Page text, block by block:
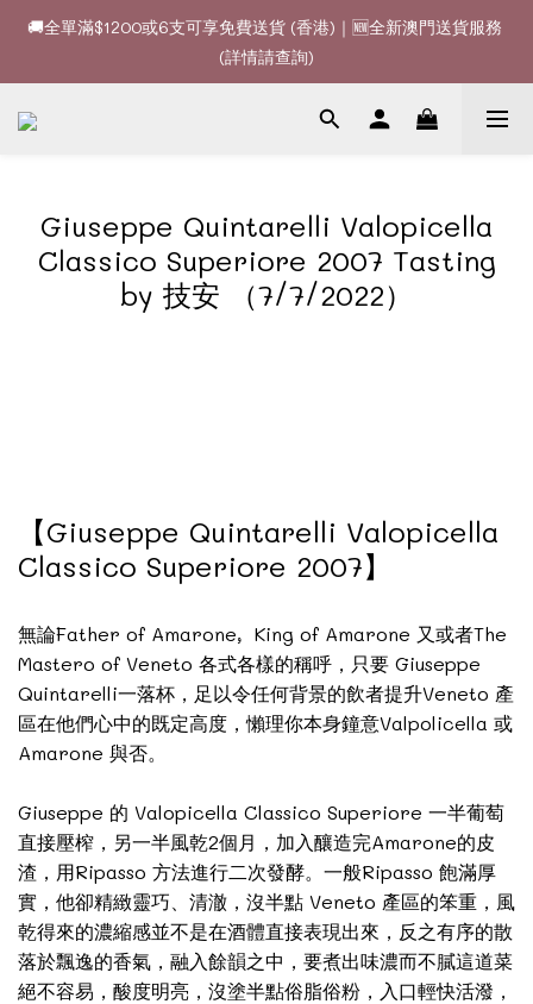
🚚全單滿$1200或6支可享免費送貨 (香港)｜🆕全新澳門送貨服務
(詳情請查詢)
🚚全單滿$1200或6支可享免費送貨 (香港)｜🆕全新澳門送貨服務
(詳情請查詢)
🍷酒款、優惠經常更新，請時刻追蹤我地😊｜🤵👰Wine Couple
(詳情請查詢)
Giuseppe Quintarelli Valopicella
Classico Superiore 2007 Tasting
by 技安 （7/7/2022）
【Giuseppe Quintarelli Valopicella
Classico Superiore 2007】
無論Father of Amarone, King of Amarone 又或者The
Mastero of Veneto 各式各樣的稱呼，只要 Giuseppe
Quintarelli一落杯，足以令任何背景的飲者提升Veneto 產
區在他們心中的既定高度，懶理你本身鐘意Valpolicella 或
Amarone 與否。
Giuseppe 的 Valopicella Classico Superiore 一半葡萄
直接壓榨，另一半風乾2個月，加入釀造完Amarone的皮
渣，用Ripasso 方法進行二次發酵。一般Ripasso 飽滿厚
實，他卻精緻靈巧、清澈，沒半點 Veneto 產區的笨重，風
乾得來的濃縮感並不是在酒體直接表現出來，反之有序的散
落於飄逸的香氣，融入餘韻之中，要煮出味濃而不膩這道菜
絕不容易，酸度明亮，沒塗半點俗脂俗粉，入口輕快活潑，